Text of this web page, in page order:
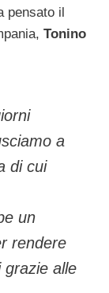
pensato il
Tonino
a
di cui
un
rendere
grazie alle